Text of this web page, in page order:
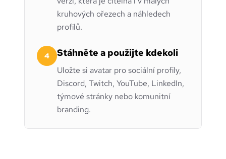
kruhových ořezech a náhledech
profilů.
4 Stáhněte a použijte kdekoli
Uložte si avatar pro sociální profily,
Discord, Twitch, YouTube, LinkedIn,
týmové stránky nebo komunitní
branding.